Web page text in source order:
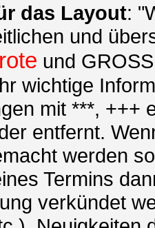
das Layout:
und
rote und
wichtige
mit ***, +++
entfernt.
werden
Termins
verkündet